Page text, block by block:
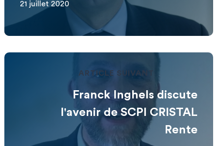
21 juillet 2020
ARTICLE SUIVANT
Franck Inghels discute
l'avenir de SCPI CRISTAL
Rente